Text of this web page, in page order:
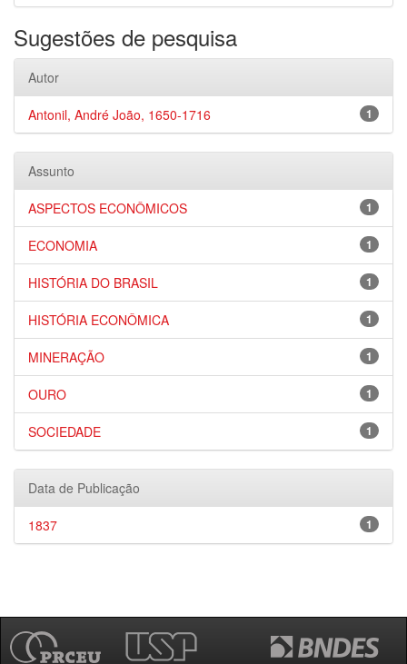
Sugestões de pesquisa
Autor
1
Antonil, André João, 1650-1716
Assunto
1
ASPECTOS ECONÔMICOS
1
ECONOMIA
1
HISTÓRIA DO BRASIL
1
HISTÓRIA ECONÔMICA
1
MINERAÇÃO
1
OURO
1
SOCIEDADE
Data de Publicação
1
1837